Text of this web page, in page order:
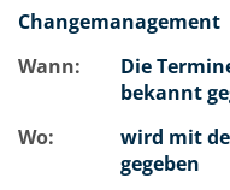
Changemanagement
Wann:
Die
bekannt
Wo:
wird mit
gegeben